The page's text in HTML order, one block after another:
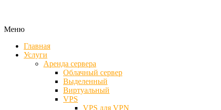
Меню
Главная
Услуги
Аренда сервера
Облачный сервер
Выделенный
Виртуальный
VPS
VPS для VPN